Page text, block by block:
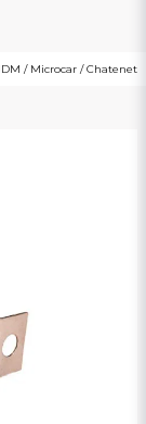
/ Microcar / Chatenet